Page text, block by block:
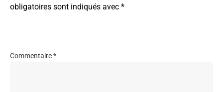
obligatoires sont indiqués avec *
Commentaire*